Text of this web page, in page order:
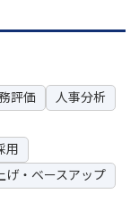
評価
人事分析
用
げ・ベースアップ